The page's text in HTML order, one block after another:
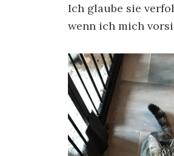
Ich glaube sie
wenn ich mich